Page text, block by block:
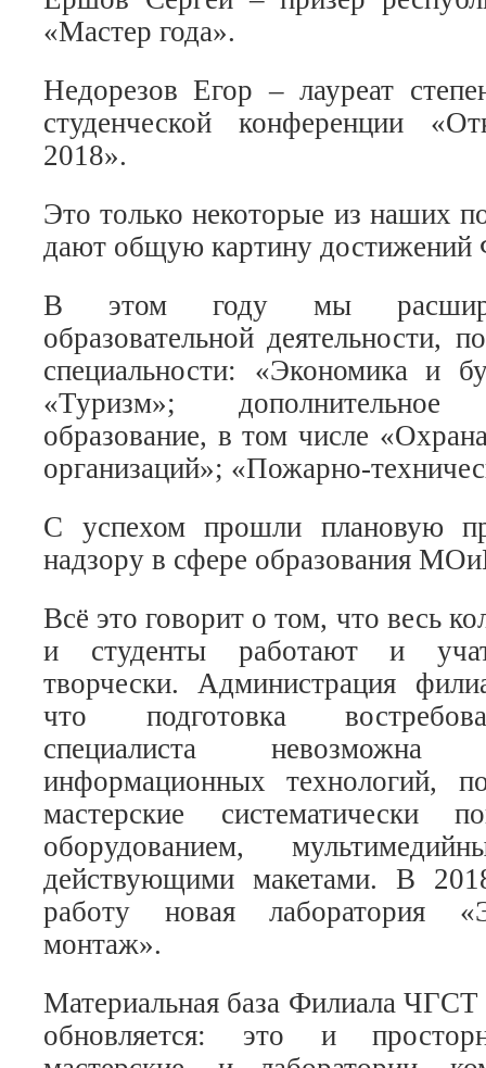
«Мастер года».
Недорезов Егор – лауреат
студенческой конференции
2018».
Это только некоторые из наших
дают общую картину
В этом году мы
образовательной деятельности,
специальности: «Экономика и
«Туризм»; дополнительное
образование, в том числе
организаций»; «Пожарно-
С успехом прошли плановую
надзору в сфере образования
Всё это говорит о том, что весь
и студенты работают и
творчески. Администрация
что подготовка
специалиста
информационных технологий,
мастерские систематически
оборудованием,
действующими макетами. В
работу новая лаборатория
монтаж».
Материальная база Филиала ЧГСТ
обновляется: это и